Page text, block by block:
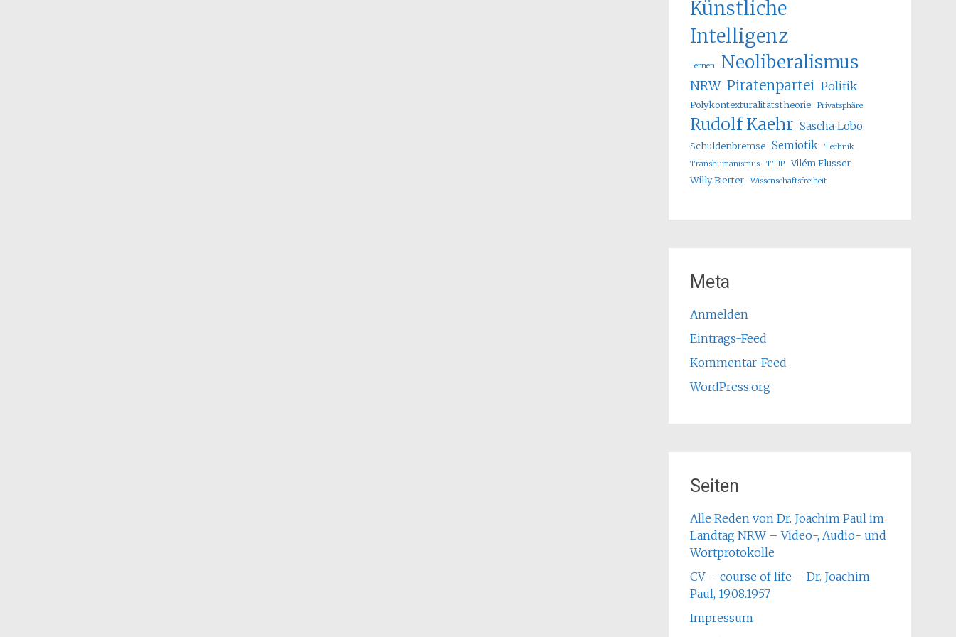
Künstliche
Intelligenz
Lernen Neoliberalismus
NRW Piratenpartei Politik
Polykontexturalitätstheorie Privatsphäre
Rudolf Kaehr Sascha Lobo
Schuldenbremse Semiotik
Technik
Transhumanismus
TTIP
Vilém Flusser
Willy Bierter
Wissenschaftsfreiheit
Meta
Anmelden
Eintrags-Feed
Kommentar-Feed
WordPress.org
Seiten
Alle Reden von Dr. Joachim Paul im
Landtag NRW – Video-, Audio- und
Wortprotokolle
CV – course of life – Dr. Joachim
Paul, 19.08.1957
Impressum